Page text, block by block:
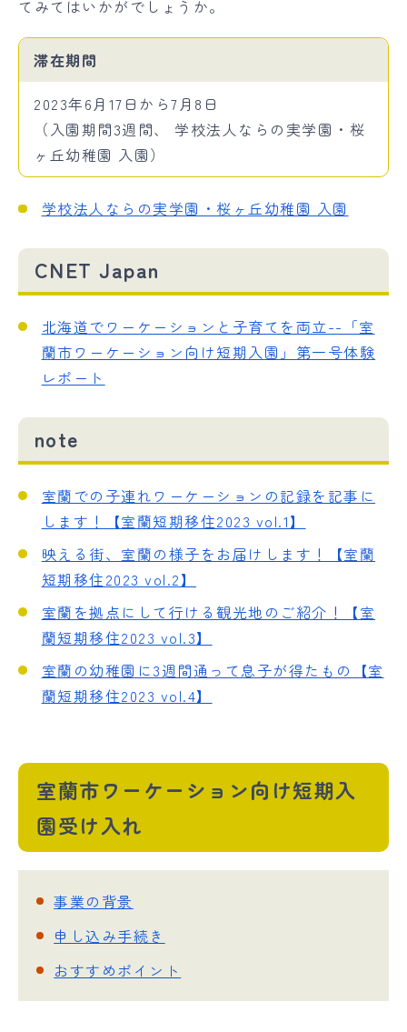
てみてはいかがでしょうか。
滞在期間
2023年6月17日から7月8日
（入園期間3週間、 学校法人ならの実学園・桜
ヶ丘幼稚園 入園）
学校法人ならの実学園・桜ヶ丘幼稚園 入園
CNET Japan
北海道でワーケーションと子育てを両立--「室
蘭市ワーケーション向け短期入園」第一号体験
レポート
note
室蘭での子連れワーケーションの記録を記事に
します！【室蘭短期移住2023 vol.1】
映える街、室蘭の様子をお届けします！【室蘭
短期移住2023 vol.2】
室蘭を拠点にして行ける観光地のご紹介！【室
蘭短期移住2023 vol.3】
室蘭の幼稚園に3週間通って息子が得たもの【室
蘭短期移住2023 vol.4】
室蘭市ワーケーション向け短期入
園受け入れ
事業の背景
申し込み手続き
おすすめポイント